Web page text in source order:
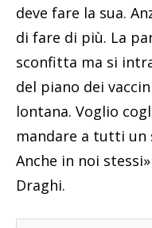
deve fare la sua.
di fare di più. La
sconfitta ma si
del piano dei
lontana. Voglio
mandare a tutti un
Anche in noi
Draghi.